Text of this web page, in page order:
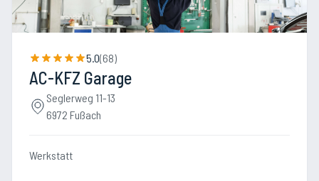
5.0(68)
AC-KFZ Garage
Seglerweg 11-13
6972 Fußach
Werkstatt